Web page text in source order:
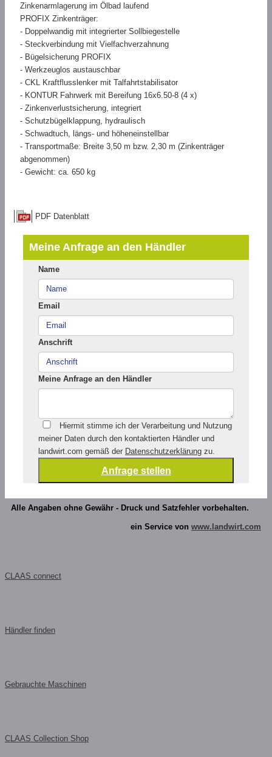
Zinkenarmlagerung im Ölbad laufend
PROFIX Zinkenträger:
- Doppelwandig mit integrierter Sollbiegestelle
- Steckverbindung mit Vielfachverzahnung
- Bügelsicherung PROFIX
- Werkzeuglos austauschbar
- CKL Kraftflusslenker mit Talfahrtstabilisator
- KONTUR Fahrwerk mit Bereifung 16x6.50-8 (4 x)
- Zinkenverlustsicherung, integriert
- Schutzbügelklappung, hydraulisch
- Schwadtuch, längs- und höheneinstellbar
- Transportmaße: Breite 3,50 m bzw. 2,30 m (Zinkenträger
abgenommen)
- Gewicht: ca. 650 kg
PDF Datenblatt
Meine Anfrage an den Händler
Name
Email
Anschrift
Meine Anfrage an den Händler
Hiermit stimme ich der Verarbeitung und Nutzung
meiner Daten durch den kontaktierten Händler und
landwirt.com gemäß der Datenschutzerklärung zu.
Alle Angaben ohne Gewähr - Druck und Satzfehler vorbehalten.
ein Service von www.landwirt.com
CLAAS connect
Händler finden
Gebrauchte Maschinen
CLAAS Collection Shop